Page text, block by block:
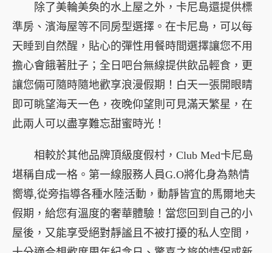
除了美輪美奐的水上屋之外，卡尼島還提供標
準房、濱海屋等不同房型選擇。在卡尼島，可以每
天睡到自然醒，貼心的彈性用餐時間選擇讓您不用
擔心會餓著肚子；全日吧台無線提供飲品輕食，更
讓您倆可隨時隨地歡享浪漫假期！白天一張開眼睛
即可眺望海天一色，夜晚仰望則可見滿天繁星，在
此兩人可以盡享難忘甜蜜時光！
相較於其他品牌頂級度假村，Club Med卡尼島
堪稱自成一格。第一線服務人員G.O將化身為熱情
嚮導,從旁指導各種水陸活動，動靜皆宜的馬爾地夫
假期，給您有溫度的奢華體驗！當您回到自己的小
屋後，又能享受絕對靜謐且不被打擾的私人空間，